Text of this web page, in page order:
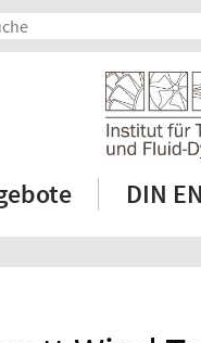
DIN